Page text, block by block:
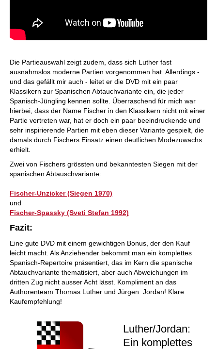
Die Partieauswahl zeigt zudem, dass sich Luther fast
ausnahmslos moderne Partien vorgenommen hat. Allerdings -
und das gefällt mir auch - leitet er die DVD mit ein paar
Klassikern zur Spanischen Abtauchvariante ein, die jeder
Spanisch-Jüngling kennen sollte. Überraschend für mich war
hierbei, dass der Name Fischer in den Klassikern nicht mit einer
Partie vertreten war, hat er doch ein paar beeindruckende und
sehr inspirierende Partien mit eben dieser Variante gespielt, die
damals durch Fischers Einsatz einen deutlichen Modezuwachs
erhielt.
Zwei von Fischers grössten und bekanntesten Siegen mit der
spanischen Abtauschvariante:
Fischer-Unzicker (Siegen 1970)
und
Fischer-Spassky (Sveti Stefan 1992)
Fazit:
Eine gute DVD mit einem gewichtigen Bonus, der den Kauf
leicht macht. Als Anziehender bekommt man ein komplettes
Spanisch-Repertoire präsentiert, das im Kern die spanische
Abtauchvariante thematisiert, aber auch Abweichungen im
dritten Zug nicht ausser Acht lässt. Kompliment an das
Authorenteam Thomas Luther und Jürgen Jordan! Klare
Kaufempfehlung!
Luther/Jordan:
Ein komplettes